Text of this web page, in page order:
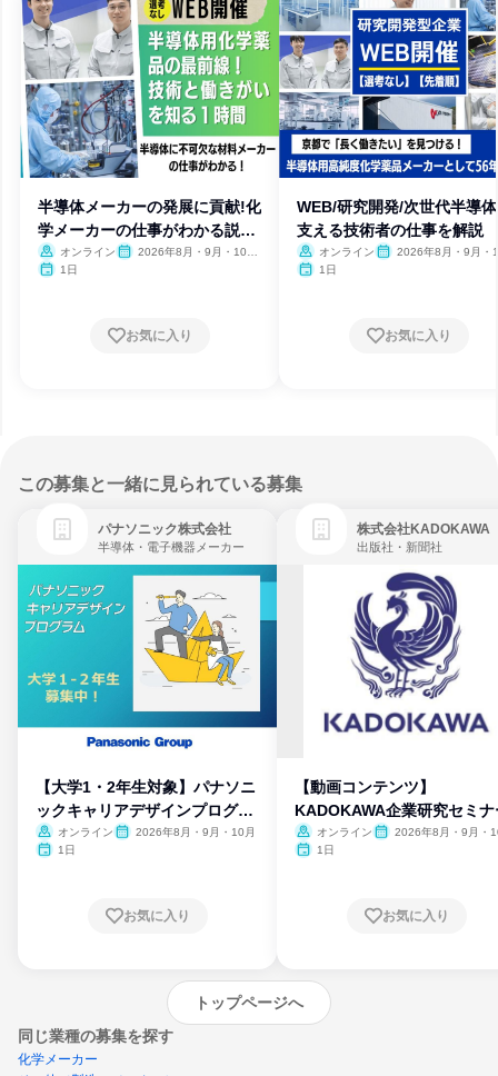
半導体メーカーの発展に貢献!化
学メーカーの仕事がわかる説明
会
オンライン
2026年8月・9月・10
1日
お気に入り
WEB/研究開発/次世代半導
支える技術者の仕事を解説
オンライン
2026年8月・9月・
1日
お気に入り
この募集と一緒に見られている募集
パナソニック株式会社
半導体・電子機器メーカー
【大学1・2年生対象】パナソニ
ックキャリアデザインプログラ
ム
オンライン
2026年8月・9月・10月
1日
お気に入り
株式会社KADOKAWA
出版社・新聞社
【動画コンテンツ】
KADOKAWA企業研究セミナ
オンライン
2026年8月・9月・
1日
お気に入り
トップページへ
同じ業種の募集を探す
化学メーカー